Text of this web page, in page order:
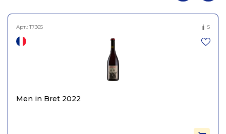
натуральне сухе червоне
Піно Фрейхайт 2022,
Heinrich 750мл
Арт.:T7365 5
Men in Bret 2022